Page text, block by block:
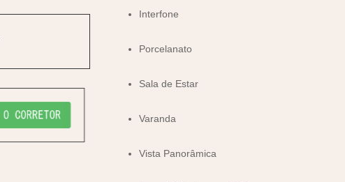
Interfone
Porcelanato
Sala de Estar
Varanda
Vista Panorâmica